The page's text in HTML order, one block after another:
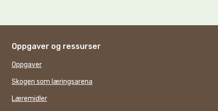
Oppgaver og ressurser
Oppgaver
Skogen som læringsarena
Læremidler